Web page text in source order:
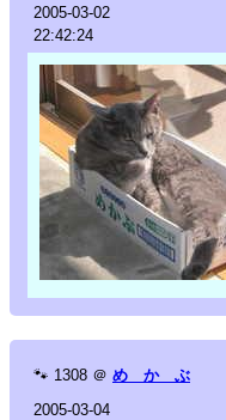
2005-03-02
22:42:24
🐾 1308 ＠ め か ぶ
2005-03-04